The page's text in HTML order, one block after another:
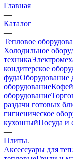
Главная
—
Каталог
—
Тепловое
Холодильное
техника
кондитерское
фудаОборудование
оборудование
оборудование
раздачи готовых
гигиеническое
кухонныйПосуда и
—
Плиты
Аксессуары для